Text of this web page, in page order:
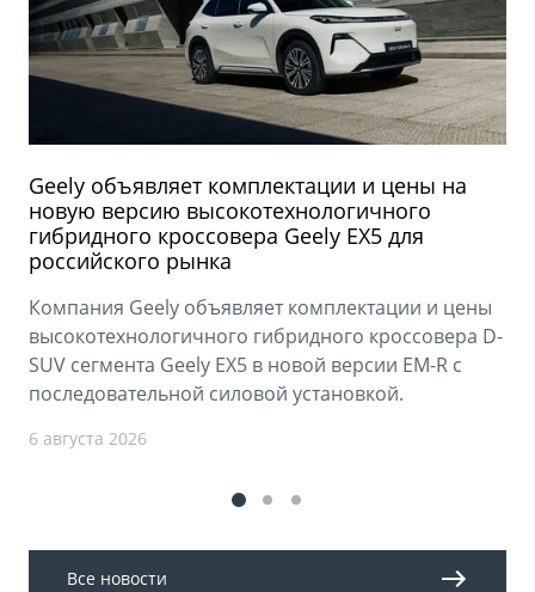
Geely объявляет комплектации и цены на
новую версию высокотехнологичного
гибридного кроссовера Geely EX5 для
российского рынка
Компания Geely объявляет комплектации и цены
высокотехнологичного гибридного кроссовера D-
SUV сегмента Geely EX5 в новой версии EM-R с
последовательной силовой установкой.
6 августа 2026
Все новости